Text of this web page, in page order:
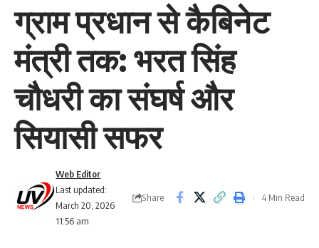
ग्राम प्रधान से कैबिनेट
मंत्री तक: भरत सिंह
चौधरी का संघर्ष और
सियासी सफर
Last updated:
March 20, 2026
11:56 am
Web Editor
Share 4 Min Read